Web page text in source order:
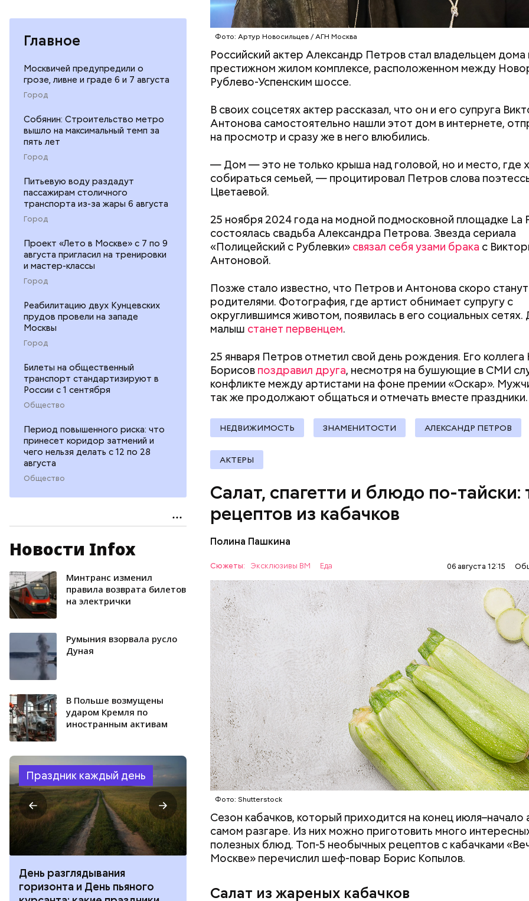
Главное
Москвичей предупредили о
грозе, ливне и граде 6 и 7 августа
Город
Собянин: Строительство метро
вышло на максимальный темп за
пять лет
Город
Питьевую воду раздадут
пассажирам столичного
транспорта из-за жары 6 августа
Город
Проект «Лето в Москве» с 7 по 9
августа пригласил на тренировки
и мастер-классы
Город
Реабилитацию двух Кунцевских
прудов провели на западе
Москвы
Город
Билеты на общественный
транспорт стандартизируют в
России с 1 сентября
Общество
Период повышенного риска: что
принесет коридор затмений и
чего нельзя делать с 12 по 28
августа
Общество
Новости Infox
Минтранс изменил
правила возврата билетов
на электрички
Румыния взорвала русло
Дуная
В Польше возмущены
ударом Кремля по
иностранным активам
Праздник каждый день
День разглядывания
горизонта и День пьяного
День шампанского: какие
Фото: Артур Новосильцев / АГН Москва
Российский актер Александр Петров стал владельцем дома
престижном жилом комплексе, расположенном между
Рублево-Успенским шоссе.
В своих соцсетях актер рассказал, что он и его супруга
Антонова самостоятельно нашли этот дом в интернете,
на просмотр и сразу же в него влюбились.
— Дом — это не только крыша над головой, но и место, где
собираться семьей, — процитировал Петров слова
Цветаевой.
25 ноября 2024 года на модной подмосковной площадке La
состоялась свадьба Александра Петрова. Звезда сериала
«Полицейский с Рублевки» связал себя узами брака с
Антоновой.
Позже стало известно, что Петров и Антонова скоро станут
родителями. Фотография, где артист обнимает супругу с
округлившимся животом, появилась в его социальных сетях.
малыш станет первенцем.
25 января Петров отметил свой день рождения. Его
Борисов поздравил друга, несмотря на бушующие в СМИ
конфликте между артистами на фоне премии «Оскар».
так же продолжают общаться и отмечать вместе праздники.
НЕДВИЖИМОСТЬ ЗНАМЕНИТОСТИ АЛЕКСАНДР ПЕТРОВ
АКТЕРЫ
Салат, спагетти и блюдо по-тайски:
рецептов из кабачков
Полина Пашкина
Сюжеты: Эксклюзивы ВМ Еда 06 августа 12:15
Фото: Shutterstock
Сезон кабачков, который приходится на конец июля–начало
самом разгаре. Из них можно приготовить много
полезных блюд. Топ-5 необычных рецептов с кабачками
Москве» перечислил шеф-повар Борис Копылов.
Салат из жареных кабачков
Ингредиенты:
петрушка;
чеснок;
оливковое масло;
соль.
ЕДА ОВОЩИ РЕЦЕПТЫ
Как поменять батареи дома и
трудной
претендовать и
документы